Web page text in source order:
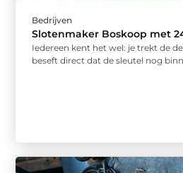
Bedrijven
Slotenmaker Boskoop met
Iedereen kent het wel: je trekt de
beseft direct dat de sleutel nog